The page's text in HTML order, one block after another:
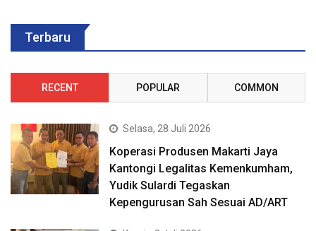
Terbaru
RECENT POPULAR COMMON
Selasa, 28 Juli 2026
Koperasi Produsen Makarti Jaya
Kantongi Legalitas Kemenkumham,
Yudik Sulardi Tegaskan
Kepengurusan Sah Sesuai AD/ART